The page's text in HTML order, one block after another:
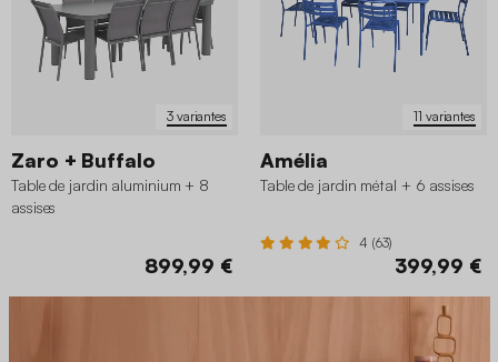
3 variantes
Zaro + Buffalo
Table de jardin aluminium + 8
assises
899,99 €
11 variantes
Amélia
Table de jardin métal + 6 assises
4 (63)
399,99 €